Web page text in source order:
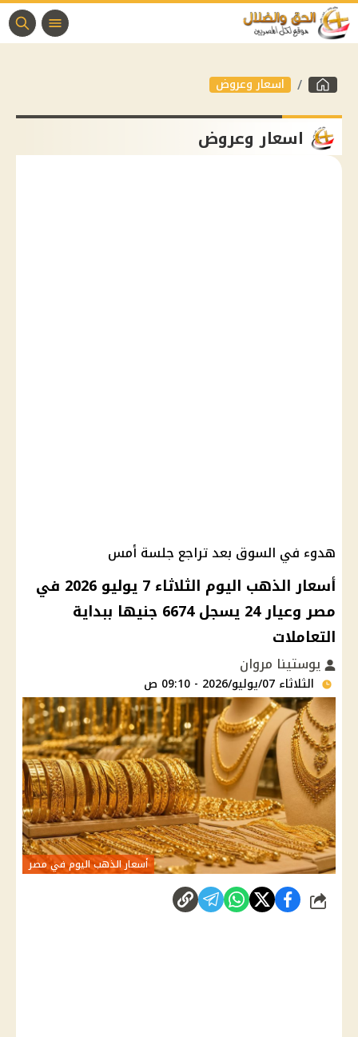
اسعار وعروض
اسعار وعروض
هدوء في السوق بعد تراجع جلسة أمس
أسعار الذهب اليوم الثلاثاء 7 يوليو 2026 في
مصر وعيار 24 يسجل 6674 جنيها ببداية
التعاملات
يوستينا مروان
الثلاثاء 07/يوليو/2026 - 09:10 ص
أسعار الذهب اليوم في مصر
شارك